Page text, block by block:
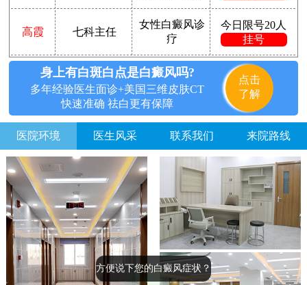
高霞 七科主任
女性白癜风诊
疗
今日限号20人
挂号
身上有白斑白点是白癜风吗?
多年经验医生面诊+美国三维皮肤CT
快速准确 祛白更有保障
点击
了解
医院环境 医生风采 联系我们 来院路线
方便说下您的白癜风症状？